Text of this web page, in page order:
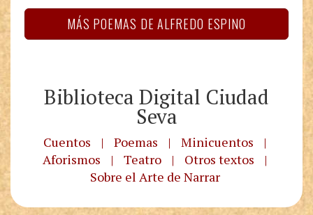
MÁS POEMAS DE ALFREDO ESPINO
Biblioteca Digital Ciudad
Seva
Cuentos | Poemas | Minicuentos
|
Aforismos
| Teatro | Otros textos
|
Sobre el Arte de Narrar